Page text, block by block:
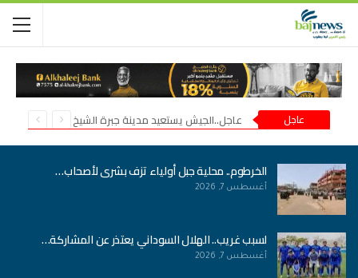
عاجل عاجل..الجيش يستعيد مدينة جبرة الشيخ في شمال كردفان
الخرطوم.. محلية جبل أولياء تزف بشرى لأصحاب…
أغسطس 7, 2026
لسبب غريب.. الهلال السوداني يعتذر عن المشاركة…
أغسطس 7, 2026